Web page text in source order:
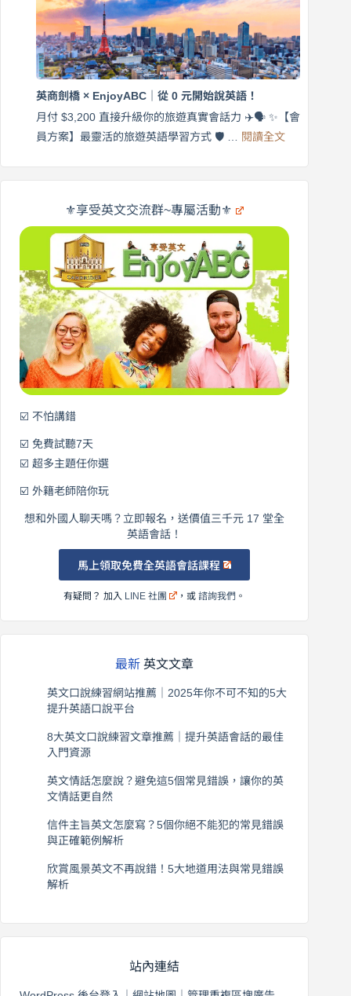
月
$3,200，
出
國
在
英
｜
英
商
×
享
口
說
英商劍橋 × EnjoyABC｜從 0 元開始說英語！
月付 $3,200 直接升級你的旅遊真實會話力 ✈️🗣️ ✨【會
員方案】最靈活的旅遊英語學習方式 🛡️ … 閱讀全文:
商
劍
｜
元
英
語！
⚜️享受英文交流群~專屬活動⚜️
☑️ 不怕講錯
☑️ 免費試聽7天
☑️ 超多主題任你選
☑️ 外籍老師陪你玩
想和外國人聊天嗎？立即報名，送價值三千元 17 堂全
英語會話！
馬上領取免費全英語會話課程
有疑問？ 加入 LINE 社團 ，或諮詢我們 。
最新 英文文章
英文口說練習網站推薦｜2025年你不可不知的5大
提升英語口說平台
8大英文口說練習文章推薦｜提升英語會話的最佳
入門資源
英文情話怎麼說？避免這5個常見錯誤，讓你的英
文情話更自然
信件主旨英文怎麼寫？5個你絕不能犯的常見錯誤
與正確範例解析
欣賞風景英文不再說錯！5大地道用法與常見錯誤
解析
站內連結